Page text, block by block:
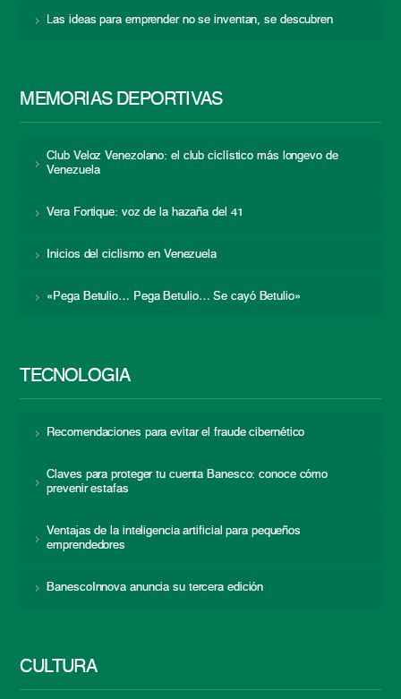
Las ideas para emprender no se inventan, se descubren
MEMORIAS DEPORTIVAS
Club Veloz Venezolano: el club ciclístico más longevo de
Venezuela
Vera Fortique: voz de la hazaña del 41
Inicios del ciclismo en Venezuela
«Pega Betulio… Pega Betulio… Se cayó Betulio»
TECNOLOGÍA
Recomendaciones para evitar el fraude cibernético
Claves para proteger tu cuenta Banesco: conoce cómo
prevenir estafas
Ventajas de la inteligencia artificial para pequeños
emprendedores
BanescoInnova anuncia su tercera edición
CULTURA